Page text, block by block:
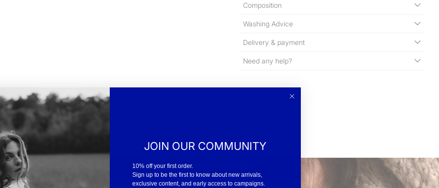
Composition
Washing Advice
Delivery & payment
Need any help?
JOIN OUR COMMUNITY
10% off your first order.
Sign up to be the first to know about new arrivals,
exclusive content, and early access to campaigns.